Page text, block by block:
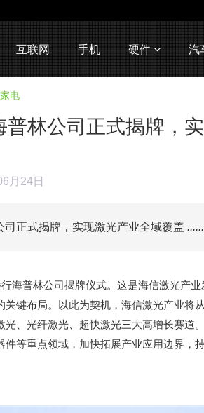
互联网 手机 硬件 汽
电
普林公司正式揭牌，
月24日
司正式揭牌，实现激光产业全域覆盖 ......
海普林公司揭牌仪式。这是海信激光产
关键布局。以此为契机，海信激光产业将
光、光纤激光、超快激光三大高增长赛道
件等重点领域，加快拓展产业应用边界，